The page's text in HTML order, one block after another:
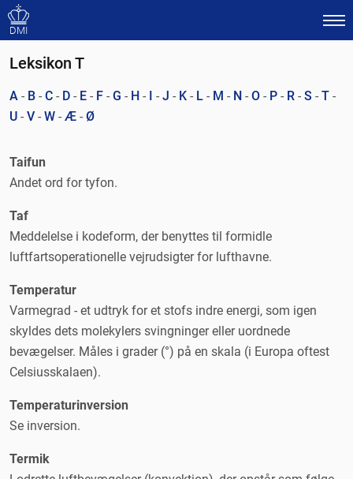
DMI
Leksikon T
A - B - C - D - E - F - G - H - - J - K - L - M - N - O - P - R - S - T -
U - V - W - Æ - Ø
Taifun
Andet ord for tyfon.
Taf
Meddelelse i kodeform, der benyttes til formidle
luftfartsoperationelle vejrudsigter for lufthavne.
Temperatur
Varmegrad - et udtryk for et stofs indre energi, som igen
skyldes dets molekylers svingninger eller uordnede
bevægelser. Måles i grader (°) på en skala (i Europa oftest
Celsiusskalaen).
Temperaturinversion
Se inversion.
Termik